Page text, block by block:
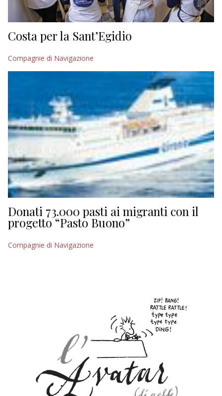
Costa per la Sant’Egidio
Compagnie di Navigazione
Donati 73.000 pasti ai migranti con il
progetto “Pasto Buono”
Compagnie di Navigazione